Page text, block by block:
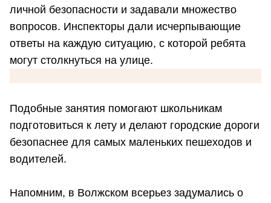
личной безопасности и задавали множество
вопросов. Инспекторы дали исчерпывающие
ответы на каждую ситуацию, с которой ребята
могут столкнуться на улице.
Подобные занятия помогают школьникам
подготовиться к лету и делают городские дороги
безопаснее для самых маленьких пешеходов и
водителей.
Напомним, в Волжском всерьез задумались о